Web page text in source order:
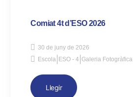
Comiat 4t d’ESO 2026
30 de juny de 2026
Escola ESO - 4 |Galeria Fotogràfica
Llegir